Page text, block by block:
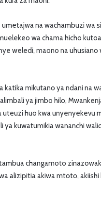
na wachambuzi wa
wa chama hicho
weledi, maono na uhusiano
katika mikutano ya ndani na
ya jimbo hilo,
uteuzi huo kwa unyenyekevu
ya kuwatumikia wananchi
changamoto
alizipitia akiwa mtoto,